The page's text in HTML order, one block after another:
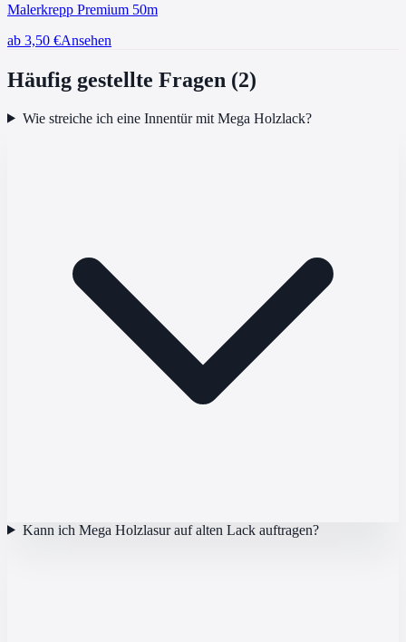
Malerkrepp Premium 50m
ab 3,50 €Ansehen
Häufig gestellte Fragen (2)
Wie streiche ich eine Innentür mit Mega Holzlack?
Kann ich Mega Holzlasur auf alten Lack auftragen?